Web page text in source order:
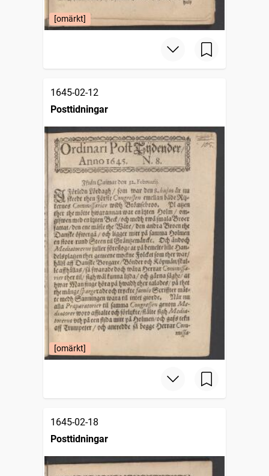
[omärkt]
1645-02-12
Posttidningar
[omärkt]
1645-02-18
Posttidningar